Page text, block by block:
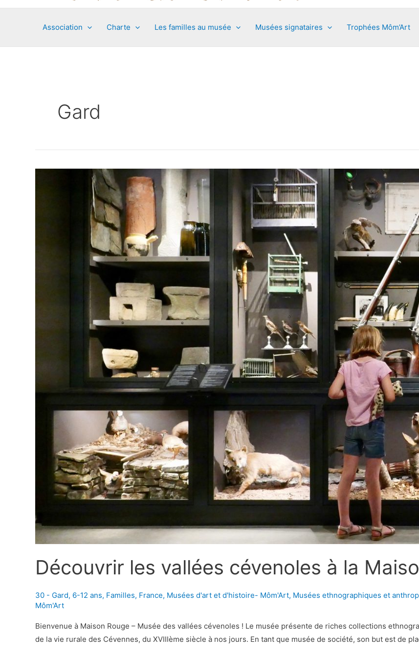
Association Charte Les familles au musée Musées signataires Trophées Môm’Art
Gard
Découvrir les vallées cévenoles à la
30 - Gard, 6-12 ans, Familles, France, Musées d'art et d'histoire- Môm'Art, Musées ethnographiques et
Môm'Art
Bienvenue à Maison Rouge – Musée des vallées cévenoles ! Le musée présente de riches collections
de la vie rurale des Cévennes, du XVIIIème siècle à nos jours. En tant que musée de société, son but est de